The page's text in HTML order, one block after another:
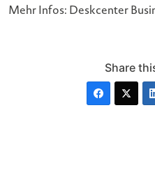
Mehr Infos: Deskcenter
Share